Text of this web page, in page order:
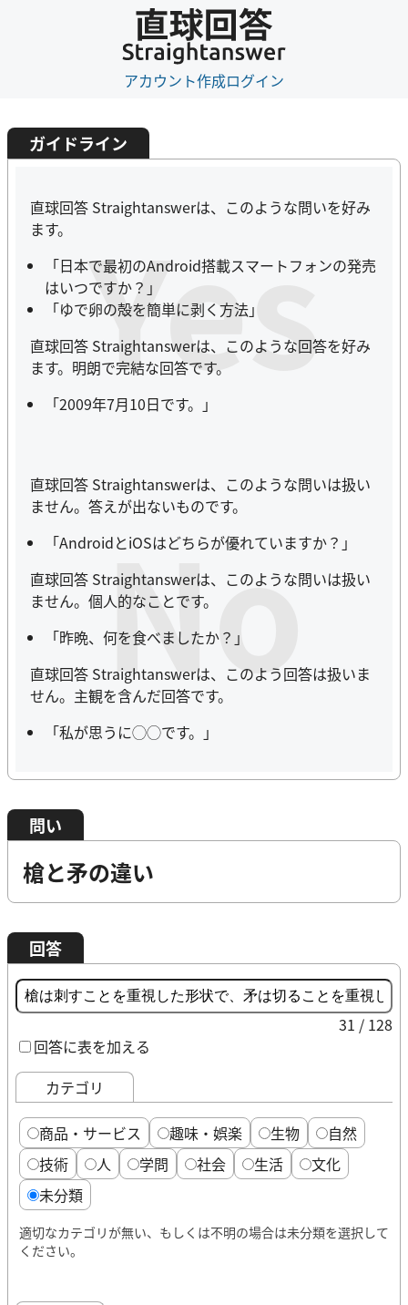
アカウント作成ログイン
ガイドライン
Yes
直球回答 Straightanswerは、このような問いを好み
ます。
「日本で最初のAndroid搭載スマートフォンの発売
はいつですか？」
「ゆで卵の殻を簡単に剥く方法」
直球回答 Straightanswerは、このような回答を好み
ます。明朗で完結な回答です。
「2009年7月10日です。」
No
直球回答 Straightanswerは、このような問いは扱い
ません。答えが出ないものです。
「AndroidとiOSはどちらが優れていますか？」
直球回答 Straightanswerは、このような問いは扱い
ません。個人的なことです。
「昨晩、何を食べましたか？」
直球回答 Straightanswerは、このよう回答は扱いま
せん。主観を含んだ回答です。
「私が思うに◯◯です。」
問い
槍と矛の違い
回答
31 / 128
回答に表を加える
カテゴリ
商品・サービス 趣味・娯楽 生物
自然
技術
人 学問 社会 生活
文化
未分類
適切なカテゴリが無い、もしくは不明の場合は未分類を選択して
ください。